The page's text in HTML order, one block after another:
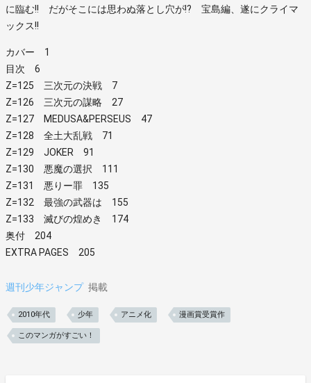
に臨む!! だがそこには思わぬ落とし穴が!? 宝島編、遂にクライマ
ックス!!
カバー 1
目次 6
Z=125 三次元の決戦 7
Z=126 三次元の謀略 27
Z=127 MEDUSA&PERSEUS 47
Z=128 全土大乱戦 71
Z=129 JOKER 91
Z=130 悪魔の選択 111
Z=131 悪りー罪 135
Z=132 最強の武器は 155
Z=133 滅びの煌めき 174
奥付 204
EXTRA PAGES 205
週刊少年ジャンプ 掲載
2010年代 少年 アニメ化 漫画賞受賞作
このマンガがすごい！